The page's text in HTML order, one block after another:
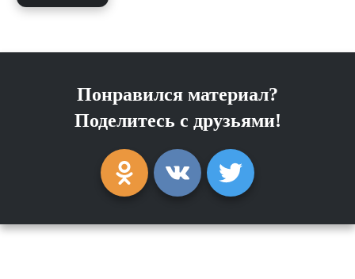
Понравился материал?
Поделитесь с друзьями!